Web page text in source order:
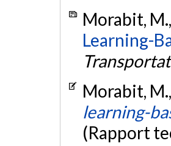
Morabit,
Learning-
Morabit,
learning-
(Rapport